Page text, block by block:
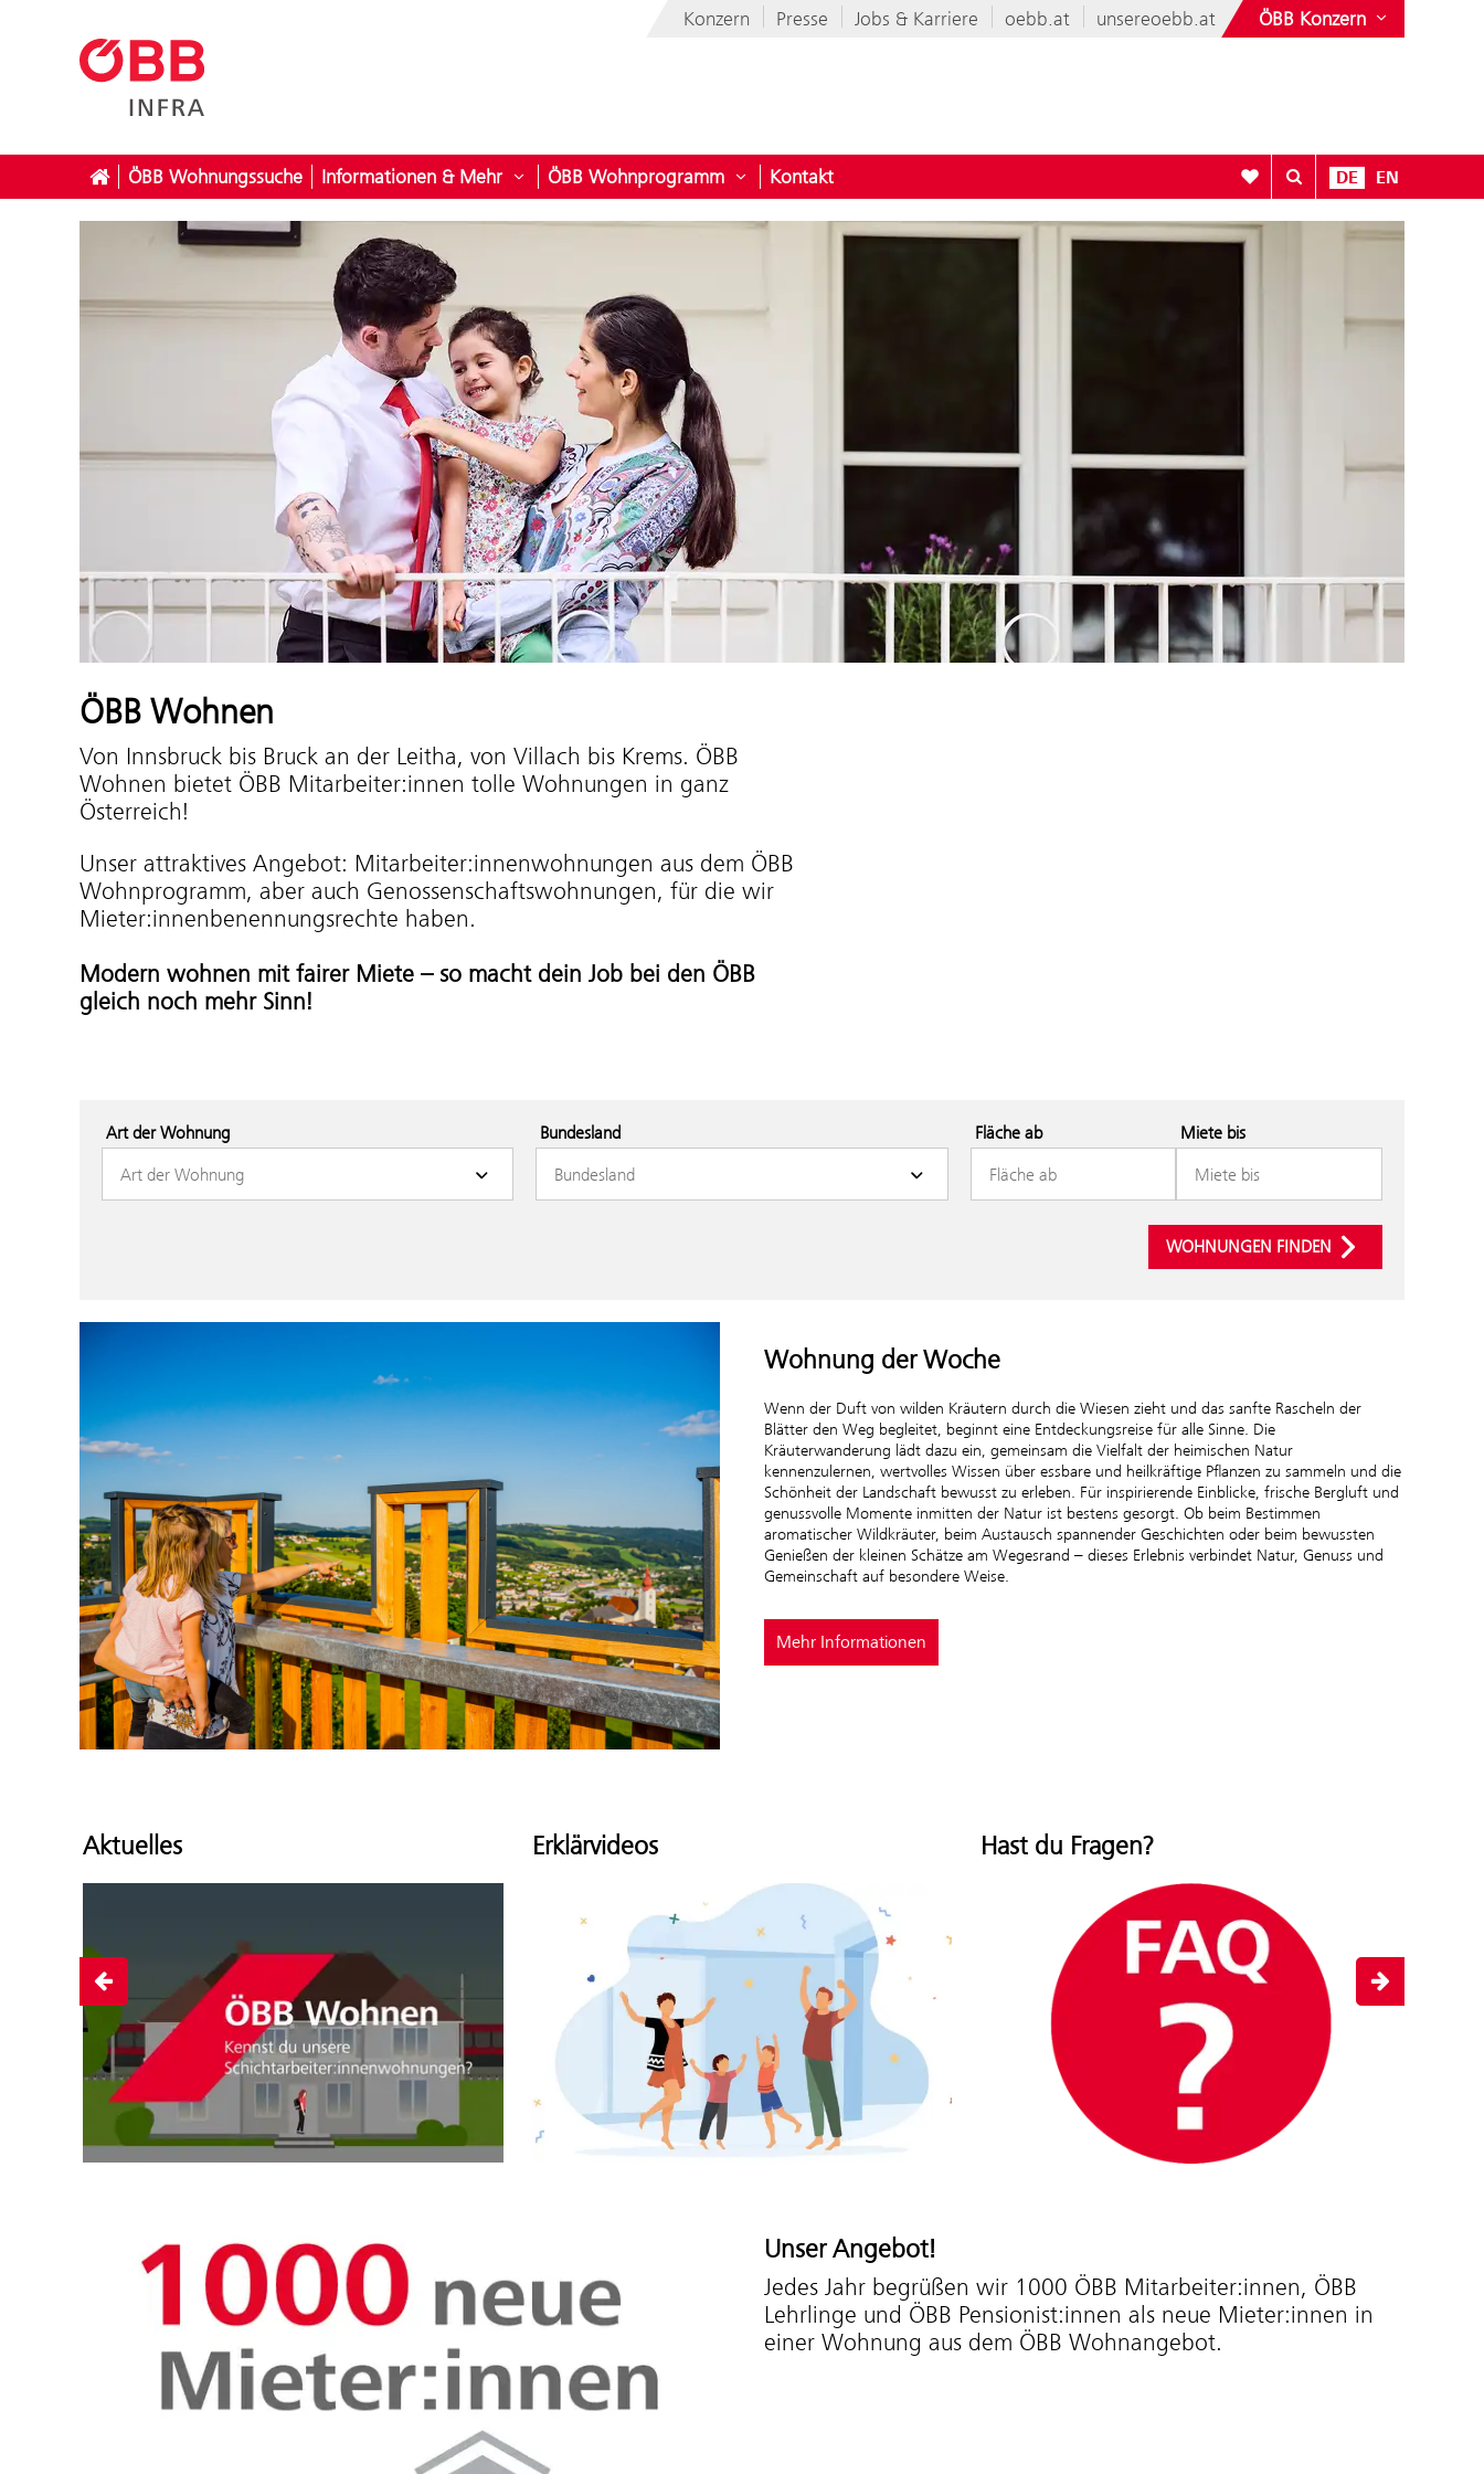
Konzern Presse Jobs & Karriere oebb.at unsereoebb.at ÖBB Konzern
ÖBB Wohnungssuche Informationen & Mehr Untermenü öffnen für Informationen & Mehr
ÖBB Wohnprogramm Untermenü öffnen für ÖBB Wohnprogramm
Kontakt Zur Favoritenliste
DE EN
ÖBB Wohnen
Von Innsbruck bis Bruck an der Leitha, von Villach bis Krems. ÖBB
Wohnen bietet ÖBB Mitarbeiter:innen tolle Wohnungen in ganz
Österreich!
Unser attraktives Angebot: Mitarbeiter:innenwohnungen aus dem ÖBB
Wohnprogramm, aber auch Genossenschaftswohnungen, für die wir
Mieter:innenbenennungsrechte haben.
Modern wohnen mit fairer Miete – so macht dein Job bei den ÖBB
gleich noch mehr Sinn!
Fläche ab Miete bis
WOHNUNGEN FINDEN
Wohnung der Woche
Wenn der Duft von wilden Kräutern durch die Wiesen zieht und das sanfte Rascheln der
Blätter den Weg begleitet, beginnt eine Entdeckungsreise für alle Sinne. Die
Kräuterwanderung lädt dazu ein, gemeinsam die Vielfalt der heimischen Natur
kennenzulernen, wertvolles Wissen über essbare und heilkräftige Pflanzen zu sammeln und die
Schönheit der Landschaft bewusst zu erleben. Für inspirierende Einblicke, frische Bergluft und
genussvolle Momente inmitten der Natur ist bestens gesorgt. Ob beim Bestimmen
aromatischer Wildkräuter, beim Austausch spannender Geschichten oder beim bewussten
Genießen der kleinen Schätze am Wegesrand – dieses Erlebnis verbindet Natur, Genuss und
Gemeinschaft auf besondere Weise.
Mehr Informationen
Aktuelles Erklärvideos Hast du Fragen?
Unser Angebot!
Jedes Jahr begrüßen wir 1000 ÖBB Mitarbeiter:innen, ÖBB
Lehrlinge und ÖBB Pensionist:innen als neue Mieter:innen in
einer Wohnung aus dem ÖBB Wohnangebot.